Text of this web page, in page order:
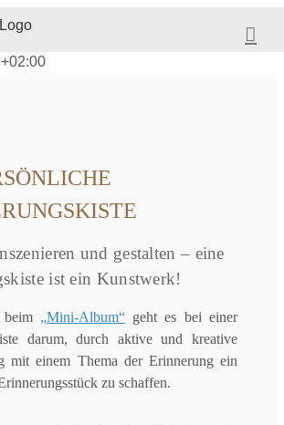
&
und gestalten – eine
ist ein Kunstwerk!
„Mini-Album“geht es bei einer
darum, durch aktive und kreative
mit einem Thema der Erinnerung ein
zu schaffen.